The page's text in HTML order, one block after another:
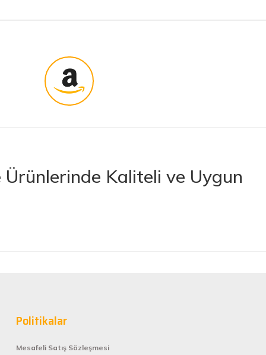
Kaliteli ve Uygun
tüm ürünler, güvenilir ve tanınmış markaların ürünleri olup uzun
elde edebilirsiniz.
Politikalar
Mesafeli Satış Sözleşmesi